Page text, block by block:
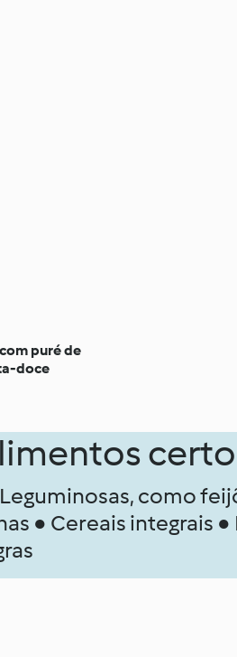
puré de
doce
como
● Cereais integrais ●